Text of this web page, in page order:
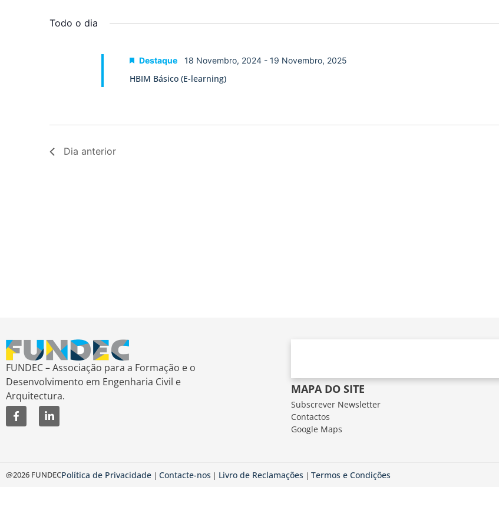
visualização
Eventos
data.
Todo o dia
HBIM Básico (E-learning)
Destaque 18 Novembro, 2024- 19 Novembro, 2025
Dia anterior
FUNDEC – Associação para a Formação e o
Desenvolvimento em Engenharia Civil e
Arquitectura.
MAPA DO SITE
Subscrever Newsletter
Contactos
Google Maps
@2026 FUNDECPolítica de Privacidade | Contacte-nos | Livro de Reclamações | Termos e Condições